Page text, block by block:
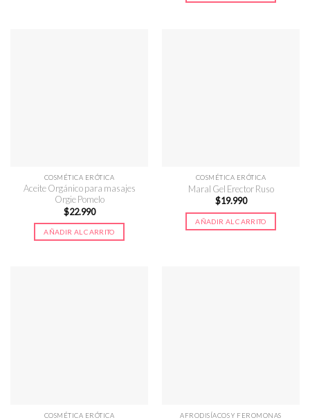
COSMÉTICA ERÓTICA
Aceite Orgánico para masajes
Orgie Pomelo
$22.990
AÑADIR AL CARRITO
COSMÉTICA ERÓTICA
Maral Gel Erector Ruso
$19.990
AÑADIR AL CARRITO
COSMÉTICA ERÓTICA AFRODISÍACOS Y FEROMONAS